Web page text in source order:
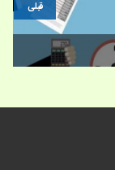
قبلی